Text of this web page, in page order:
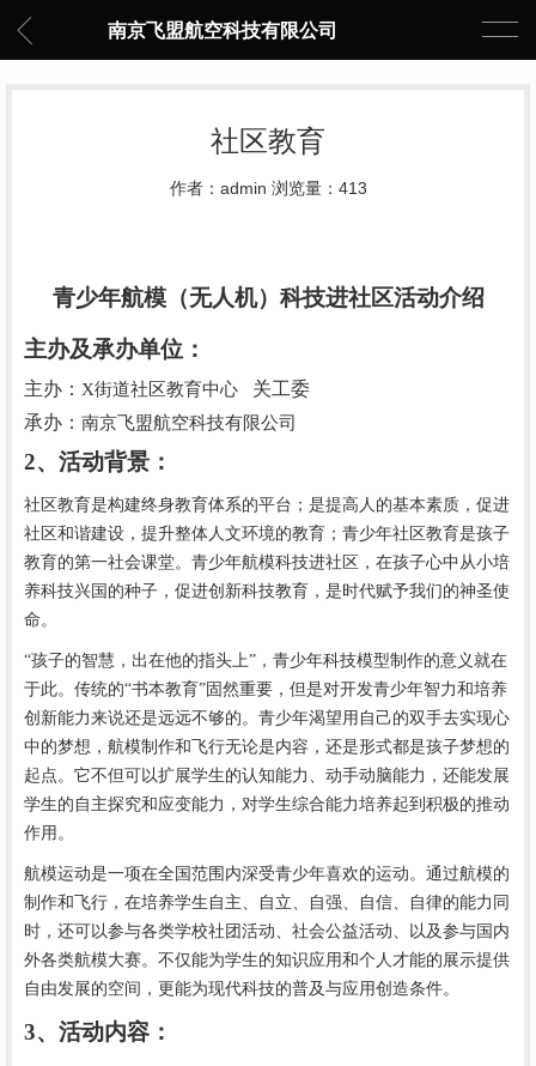
南京飞盟航空科技有限公司
社区教育
作者：admin 浏览量：413
青少年航模（无人机）科技进社区活动介绍
主办及承办单位：
主办： X街道社区教育中心
关工委
承办： 南京飞盟航空科技有限公司
2、活动背景：
社区教育是构建终身教育体系的平台；是提高人的基本素质，促进
社区和谐建设，提升整体人文环境的教育；青少年社区教育是孩子
教育的第一社会课堂。青少年航模科技进社区，在孩子心中从小培
养科技兴国的种子，促进创新科技教育， 是时代赋予我们的神圣使
命。
“孩子的智慧，出在他的指头上”，青少年科技模型制作的意义就在
于此。传统的“书本教育”固然重要，但是对开发青少年智力和培养
创新能力来说还是远远不够的。青少年渴望用自己的双手去实现心
中的梦想，航模制作和飞行无论是内容，还是形式都是孩子梦想的
起点。它不但可以扩展学生的认知能力、动手动脑能力，还能发展
学生的自主探究和应变能力，对学生综合能力培养起到积极的推动
作用。
航模运动是一项在全国范围内深受青少年喜欢的运动。通过航模的
制作和飞行，在培养学生自主、自立、自强、自信、自律的能力同
时，还可以参与各类学校社团活动、社会公益活动、以及参与国内
外各类航模大赛。不仅能为学生的知识应用和个人才能的展示提供
自由发展的空间，更能为现代科技的普及与应用创造条件。
3、活动内容：